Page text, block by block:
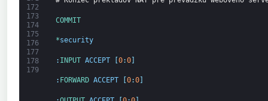
172
173
174
175
176
177
178
179
COMMIT
*security
: INPUT ACCEPT [0:0]
: FORWARD ACCEPT 0:0]